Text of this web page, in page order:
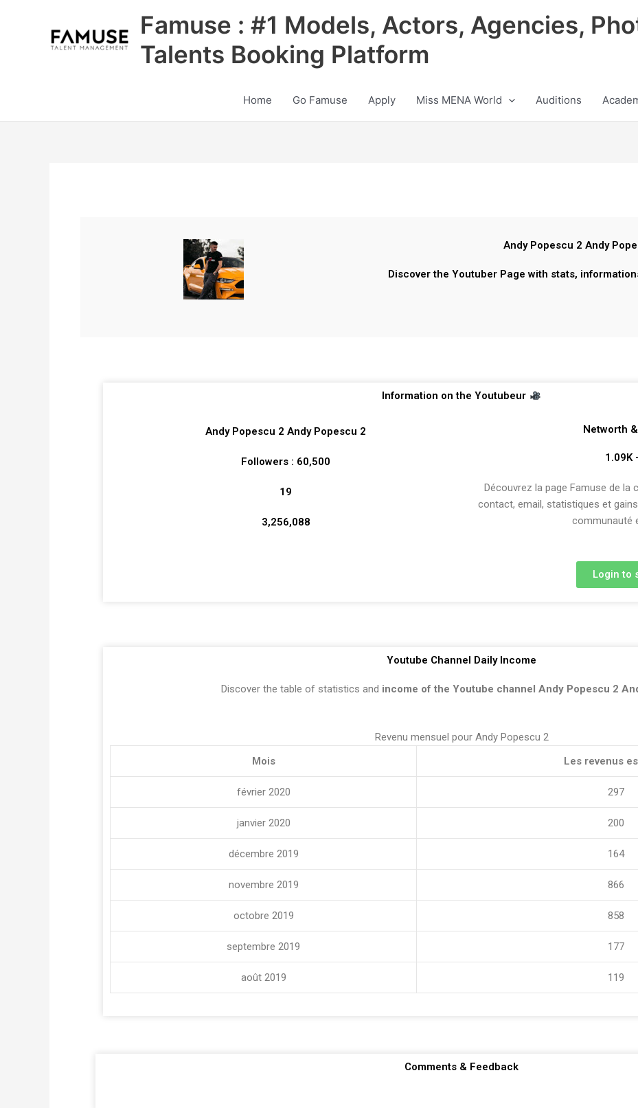
Famuse : #1 Models, Actors, Agencies,
Talents Booking Platform
Home Go Famuse Apply Miss MENA World Auditions
Andy Popescu 2 Andy
Discover the Youtuber Page with stats,
Information on the Youtubeur
Andy Popescu 2 Andy Popescu 2
Followers : 60,500
19
3,256,088
Networth
 1.09K
Découvrez la page Famuse de la
contact, email, statistiques et
communauté
Login to
Youtube Channel Daily Income
Discover the table of statistics and income of the Youtube channel Andy Popescu 2
Revenu mensuel pour Andy Popescu 2
Mois
Les revenus
février 2020  297
janvier 2020  200
décembre 2019  164
novembre 2019  866
octobre 2019  858
septembre 2019  177
août 2019  119
Comments & Feedback